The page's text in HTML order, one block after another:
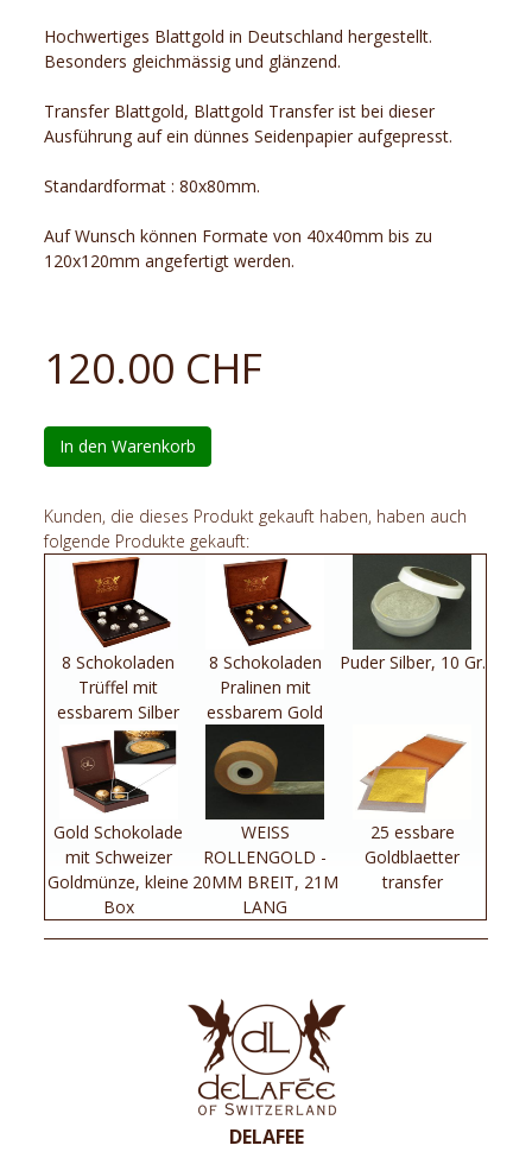
Hochwertiges Blattgold in Deutschland hergestellt.
Besonders gleichmässig und glänzend.
Transfer Blattgold, Blattgold Transfer ist bei dieser
Ausführung auf ein dünnes Seidenpapier aufgepresst.
Standardformat : 80x80mm.
Auf Wunsch können Formate von 40x40mm bis zu
120x120mm angefertigt werden.
120.00 CHF
In den Warenkorb
Kunden, die dieses Produkt gekauft haben, haben auch
folgende Produkte gekauft:
8 Schokoladen
Trüffel mit
essbarem Silber
8 Schokoladen
Pralinen mit
essbarem Gold
Puder Silber, 10 Gr.
Gold Schokolade
mit Schweizer
Goldmünze, kleine
Box
WEISS
ROLLENGOLD -
20MM BREIT, 21M
LANG
25 essbare
Goldblaetter
transfer
DELAFEE